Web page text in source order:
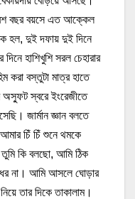
বছর বয়সে এত আক্কেল
হল, দুই দফায় দুই দিনে
হাশিখুশি সরল চেহারার
করা বস্তুটা মাত্র হাতে
অস্ফুট স্বরে ইংরেজীতে
জার্মান জ্ঞান বলতে
চিঁ চিঁ শুনে থমকে
তুমি কি বলছো, আমি ঠিক
না। আমি আসলে ঘোড়ার
তার দিকে তাকালাম।